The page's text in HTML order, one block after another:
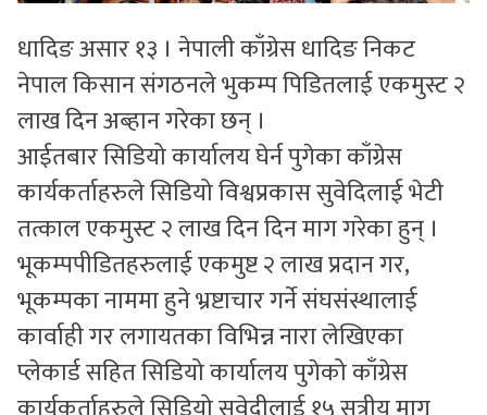
धादिङ असार १३ । नेपाली काँग्रेस धादिङ निकट
नेपाल किसान संगठनले भुकम्प पिडितलाई एकमुस्ट २
लाख दिन अब्हान गरेका छन् ।
आईतबार सिडियो कार्यालय घेर्न पुगेका काँग्रेस
कार्यकर्ताहरुले सिडियो विश्वप्रकास सुवेदिलाई भेटी
तत्काल एकमुस्ट २ लाख दिन दिन माग गरेका हुन् ।
भूकम्पपीडितहरुलाई एकमुष्ट २ लाख प्रदान गर,
भूकम्पका नाममा हुने भ्रष्टाचार गर्ने संघसंस्थालाई
कार्वाही गर लगायतका विभिन्न नारा लेखिएका
प्लेकार्ड सहित सिडियो कार्यालय पुगेको काँग्रेस